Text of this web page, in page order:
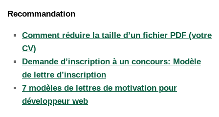
Recommandation
Comment réduire la taille d’un fichier PDF (votre
CV)
Demande d’inscription à un concours: Modèle
de lettre d’inscription
7 modèles de lettres de motivation pour
développeur web